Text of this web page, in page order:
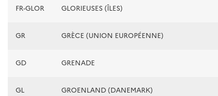
FR-GLOR GLORIEUSES (ÎLES)
GR GRÈCE (UNION EUROPÉENNE)
GD GRENADE
GL GROENLAND (DANEMARK)